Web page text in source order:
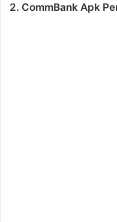
2. CommBank Apk